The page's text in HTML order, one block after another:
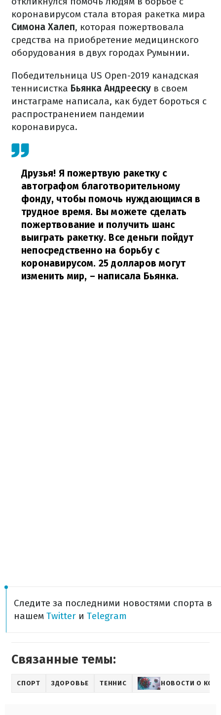
коронавирусом стала вторая ракетка мира
Симона Халеп, которая пожертвовала
средства на приобретение медицинского
оборудования в двух городах Румынии.
Победительница US Open-2019 канадская
теннисистка Бьянка Андрееску в своем
инстаграме написала, как будет бороться с
распространением пандемии
коронавируса.
Друзья! Я пожертвую ракетку с
автографом благотворительному
фонду, чтобы помочь нуждающимся в
трудное время. Вы можете сделать
пожертвование и получить шанс
выиграть ракетку. Все деньги пойдут
непосредственно на борьбу с
коронавирусом. 25 долларов могут
изменить мир, – написала Бьянка.
Следите за последними новостями спорта в
нашем Twitter и Telegram
Связанные темы:
СПОРТ ЗДОРОВЬЕ ТЕННИС НОВОСТИ О